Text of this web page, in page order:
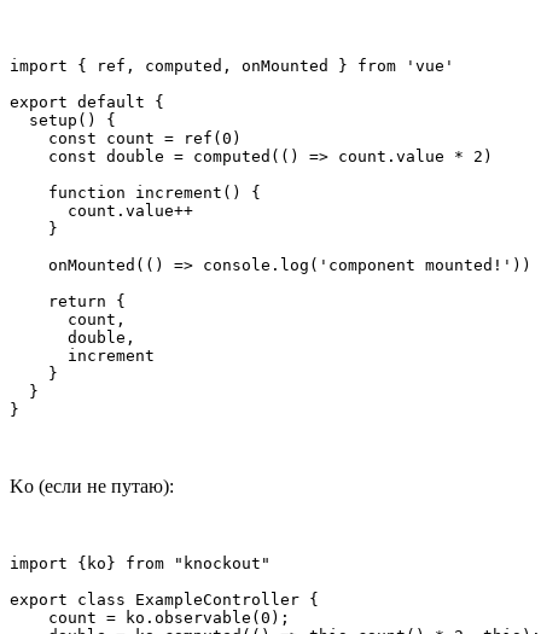
import { ref, computed, onMounted } from 'vue'
export default {
  setup() {
    const count = ref(0)
    const double = computed(() => count.value * 2)
    function increment() {
      count.value++
    }
    onMounted(() => console.log('component mounted!'))
    return {
      count,
      double,
      increment
    }
  }
}
Ko (если не путаю):
import {ko} from "knockout"
export class ExampleController {
    count = ko.observable(0);